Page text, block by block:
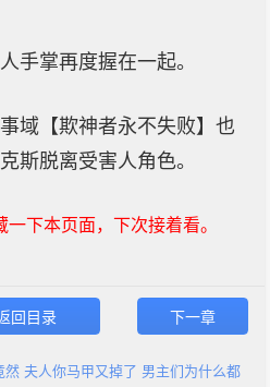
手掌再度握在一起。
域【欺神者永不失败】也
斯脱离受害人角色。
下本页面，下次接着看。
回目录 下一章
然 夫人你马甲又掉了 男主们为什么都